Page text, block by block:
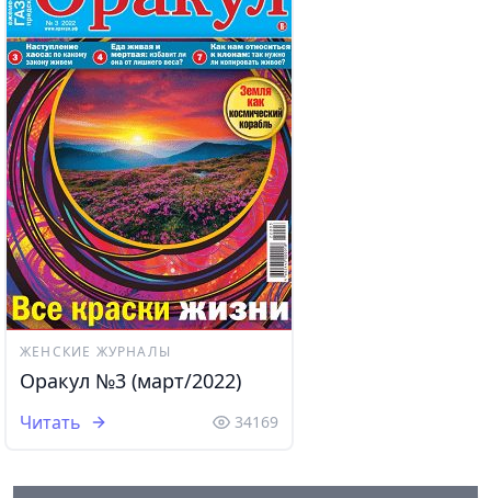
ЖЕНСКИЕ ЖУРНАЛЫ
Оракул №3 (март/2022)
Читать 34169